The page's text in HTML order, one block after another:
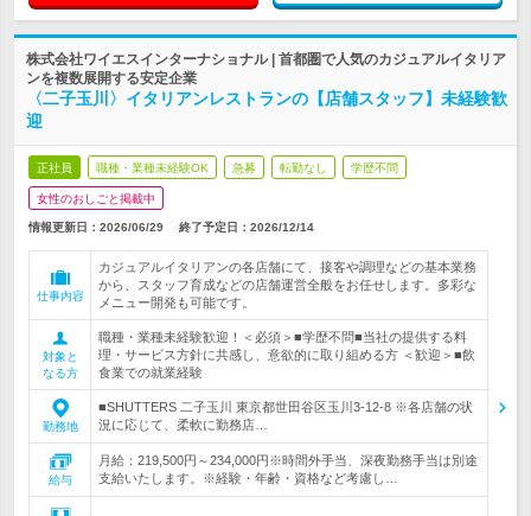
株式会社ワイエスインターナショナル | 首都圏で人気のカジュアルイタリア
ンを複数展開する安定企業
〈二子玉川〉イタリアンレストランの【店舗スタッフ】未経験歓
迎
正社員 職種・業種未経験OK 急募 転勤なし 学歴不問
女性のおしごと掲載中
情報更新日：2026/06/29 終了予定日： 2026/12/14
仕事内容
カジュアルイタリアンの各店舗にて、接客や調理などの基本業務
から、スタッフ育成などの店舗運営全般をお任せします。多彩な
メニュー開発も可能です。
対象と
なる方
職種・業種未経験歓迎！＜必須＞■学歴不問■当社の提供する料
理・サービス方針に共感し、意欲的に取り組める方 ＜歓迎＞■飲
食業での就業経験
勤務地
■SHUTTERS 二子玉川 東京都世田谷区玉川3-12-8 ※各店舗の状
況に応じて、柔軟に勤務店…
給与
月給：219,500円～234,000円※時間外手当、深夜勤務手当は別途
支給いたします。※経験・年齢・資格など考慮し…